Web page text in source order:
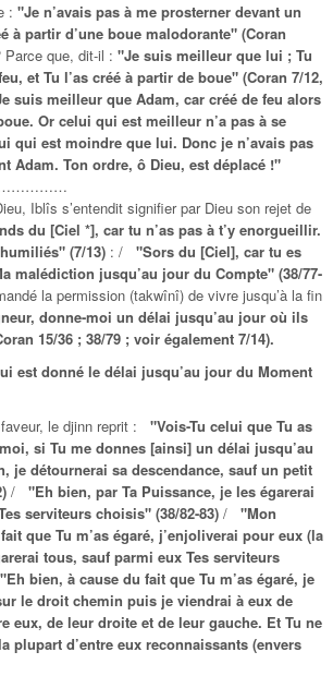
: "Je n’avais pas à me prosterner devant un
à partir d’une boue malodorante" (Coran
Parce que, dit-il : "Je suis meilleur que lui ; Tu
et Tu l’as créé à partir de boue" (Coran 7/12,
suis meilleur que Adam, car créé de feu alors
Or celui qui est meilleur n’a pas à se
qui est moindre que lui. Donc je n’avais pas
Adam. Ton ordre, ô Dieu, est déplacé !"
Iblîs s’entendit signifier par Dieu son rejet de
du [Ciel *], car tu n’as pas à t’y enorgueillir.
(7/13): / "Sors du [Ciel], car tu es
malédiction jusqu’au jour du Compte" (38/77-
la permission (takwînî) de vivre jusqu’à la fin
donne-moi un délai jusqu’au jour où ils
15/36 ; 38/79 ; voir également 7/14).
est donné le délai jusqu’au jour du Moment
le djinn reprit :
"Vois-Tu celui que Tu as
si Tu me donnes [ainsi] un délai jusqu’au
je détournerai sa descendance, sauf un petit
/
"Eh bien, par Ta Puissance, je les égarerai
serviteurs choisis" (38/82-83)/ "Mon
que Tu m’as égaré, j’enjoliverai pour eux (la
tous, sauf parmi eux Tes serviteurs
"Eh bien, à cause du fait que Tu m’as égaré, je
le droit chemin puis je viendrai à eux de
eux, de leur droite et de leur gauche. Et Tu ne
plupart d’entre eux reconnaissants (envers